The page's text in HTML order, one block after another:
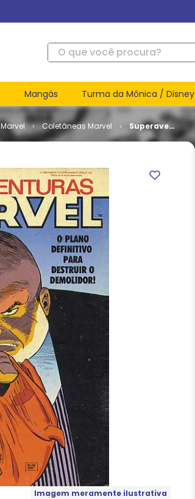
O que você procura?
Mangás Turma da Mônica / Disney
Marvel Coletâneas Marvel
Superaventuras
Marvel #
Imagem meramente ilustrativa